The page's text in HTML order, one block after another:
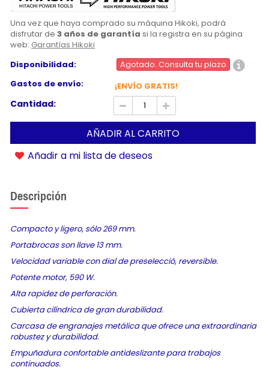
Una vez que haya comprado su máquina Hikoki, podrá
disfrutar de 3 años de garantía si la registra en su página
web: Garantías Hikoki
Disponibilidad:
Agotado. Consulta tu plazo
Gastos de envío:
¡ENVÍO GRATIS!
Cantidad:
AÑADIR AL CARRITO
Añadir a mi lista de deseos
Descripción
Compacto y ligero, sólo 269 mm.
Portabrocas son llave 13 mm.
Velocidad variable con dial de preselecció, reversible.
Potente motor, 590 W.
Alta rapidez de perforación.
Cubierta cilíndrica de gran durabilidad.
Carcasa de engranajes metálica que ofrece una extraordinaria
robustez y durabilidad.
Empuñadura confortable antideslizante para trabajos
continuados.